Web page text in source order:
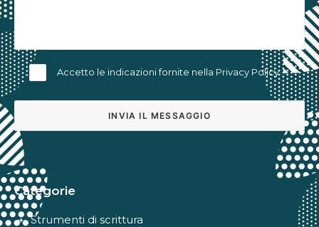
Accetto le indicazioni fornite nella Privacy Policy
Categorie
Strumenti di scrittura